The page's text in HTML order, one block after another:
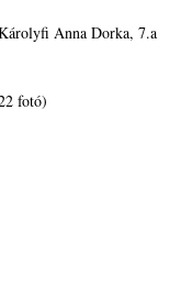
Anna Dorka, 7.a
fotó)